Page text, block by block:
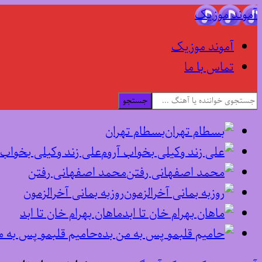
آموند موزیک
آموند موزیک
تماس با ما
جستجو
بسطام تهران
علی زند وکیلی
محمد اصفهانی رفتن
روزبه بمانی آخرالزمون
ماهان بهرام خان تا ابد
حامیم قلبمو پس به